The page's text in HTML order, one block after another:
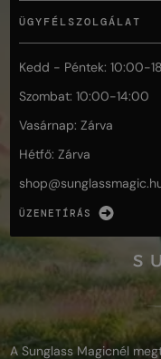
ÜGYFÉLSZOLGÁLAT
Kedd - Péntek: 10:00-
Szombat: 10:00-14:00
Vasárnap: Zárva
Hétfő: Zárva
shop@
ÜZENETÍRÁS
A Sunglass Magicnél